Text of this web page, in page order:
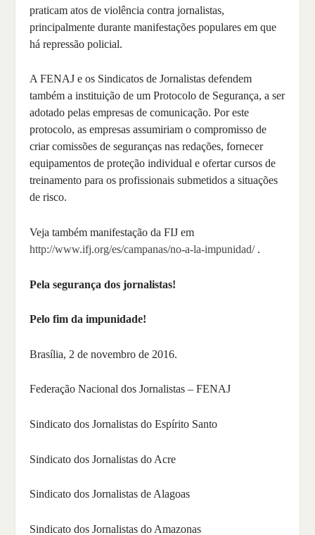
praticam atos de violência contra jornalistas,
principalmente durante manifestações populares em que
há repressão policial.
A FENAJ e os Sindicatos de Jornalistas defendem
também a instituição de um Protocolo de Segurança, a ser
adotado pelas empresas de comunicação. Por este
protocolo, as empresas assumiriam o compromisso de
criar comissões de seguranças nas redações, fornecer
equipamentos de proteção individual e ofertar cursos de
treinamento para os profissionais submetidos a situações
de risco.
Veja também manifestação da FIJ em
http://www.ifj.org/es/campanas/no-a-la-impunidad/.
Pela segurança dos jornalistas!
Pelo fim da impunidade!
Brasília, 2 de novembro de 2016.
Federação Nacional dos Jornalistas – FENAJ
Sindicato dos Jornalistas do Espírito Santo
Sindicato dos Jornalistas do Acre
Sindicato dos Jornalistas de Alagoas
Sindicato dos Jornalistas do Amazonas